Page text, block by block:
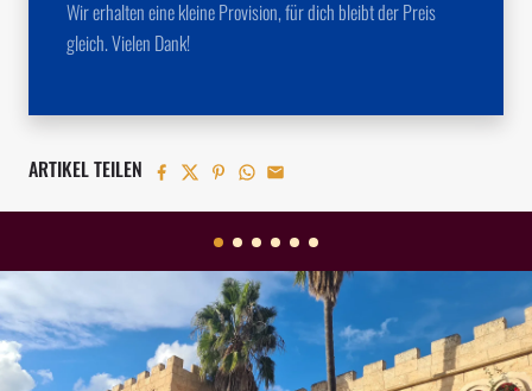
Wir erhalten eine kleine Provision, für dich bleibt der Preis
gleich. Vielen Dank!
ARTIKEL TEILEN